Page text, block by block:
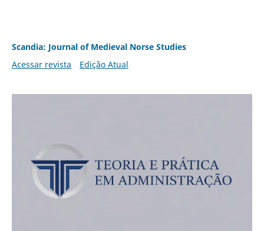
Scandia: Journal of Medieval Norse Studies
Acessar revista
Edição Atual